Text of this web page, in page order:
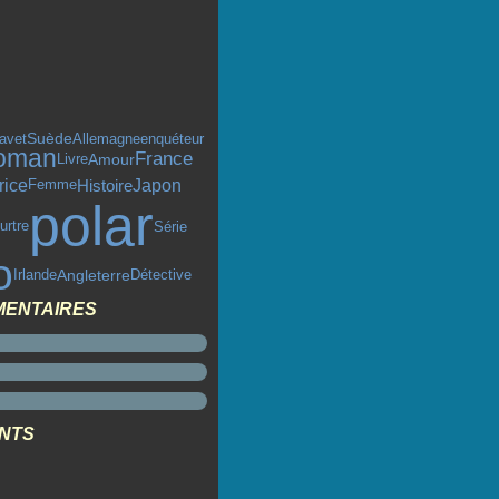
SuèdeAllemagneenquéteur
LivreAmourFrance
FemmeHistoireJapon
polarSérie
IrlandeAngleterre Détective